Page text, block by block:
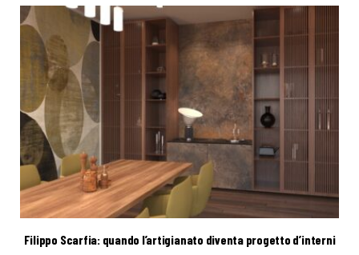
Filippo Scarfia: quando l’artigianato diventa progetto d’interni